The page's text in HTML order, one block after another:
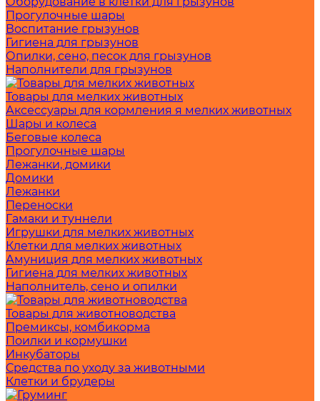
Прогулочные шары
Воспитание грызунов
Гигиена для грызунов
Опилки, сено, песок для грызунов
Наполнители для грызунов
Товары для мелких животных
Аксессуары для кормления я мелких животных
Шары и колеса
Беговые колеса
Прогулочные шары
Лежанки, домики
Домики
Лежанки
Переноски
Гамаки и туннели
Игрушки для мелких животных
Клетки для мелких животных
Амуниция для мелких животных
Гигиена для мелких животных
Наполнитель, сено и опилки
Товары для животноводства
Премиксы, комбикорма
Поилки и кормушки
Инкубаторы
Средства по уходу за животными
Клетки и брудеры